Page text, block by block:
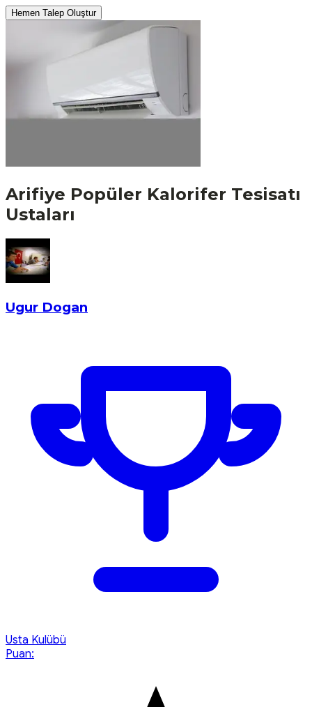
Hemen Talep Oluştur
Arifiye Popüler Kalorifer Tesisatı
Ustaları
Ugur Dogan
Usta Kulübü
Puan: